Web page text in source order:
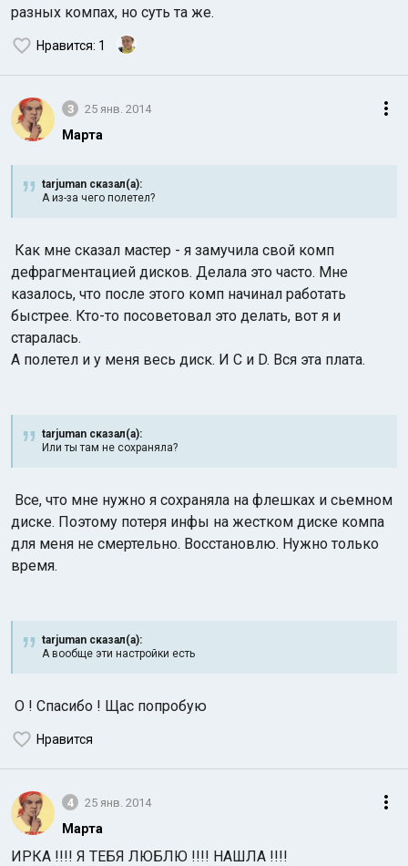
разных компах, но суть та же.
Нравится: 1
3 25 янв. 2014
Марта
tarjuman сказал(а):
А из-за чего полетел?
Как мне сказал мастер - я замучила свой комп
дефрагментацией дисков. Делала это часто. Мне
казалось, что после этого комп начинал работать
быстрее. Кто-то посоветовал это делать, вот я и
старалась.
А полетел и у меня весь диск. И C и D. Вся эта плата.
tarjuman сказал(а):
Или ты там не сохраняла?
Все, что мне нужно я сохраняла на флешках и сьемном
диске. Поэтому потеря инфы на жестком диске компа
для меня не смертельно. Восстановлю. Нужно только
время.
tarjuman сказал(а):
А вообще эти настройки есть
О ! Спасибо ! Щас попробую
Нравится
4 25 янв. 2014
Марта
ИРКА !!!! Я ТЕБЯ ЛЮБЛЮ !!!! НАШЛА !!!!